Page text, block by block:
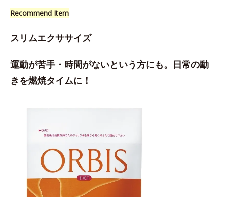
Recommend Item
スリムエクササイズ
運動が苦手・時間がないという方にも。日常の動
きを燃焼タイムに！